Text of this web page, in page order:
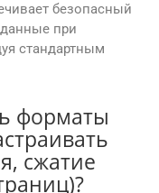
безопасный
при
стандартным
форматы
сжатие